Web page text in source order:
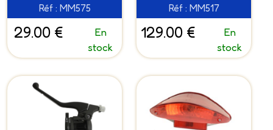
Réf : MM575
29.00 €
En
stock
Réf : MM517
129.00 €
En
stock